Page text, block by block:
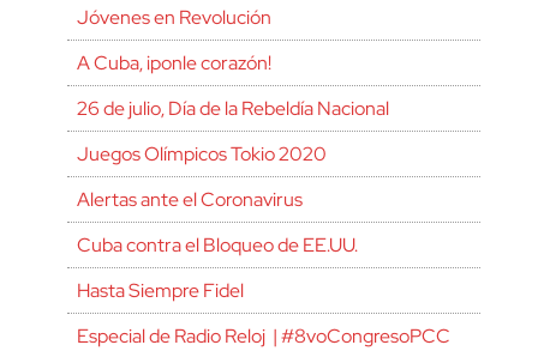
Jóvenes en Revolución
A Cuba, ¡ponle corazón!
26 de julio, Día de la Rebeldía Nacional
Juegos Olímpicos Tokio 2020
Alertas ante el Coronavirus
Cuba contra el Bloqueo de EE.UU.
Hasta Siempre Fidel
Especial de Radio Reloj | #8voCongresoPCC